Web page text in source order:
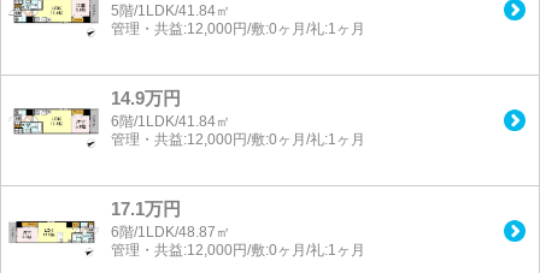
5階/1LDK/41.84㎡
管理・共益:12,000円/敷:0ヶ月/礼:1ヶ月
14.9万円
6階/1LDK/41.84㎡
管理・共益:12,000円/敷:0ヶ月/礼:1ヶ月
17.1万円
6階/1LDK/48.87㎡
管理・共益:12,000円/敷:0ヶ月/礼:1ヶ月